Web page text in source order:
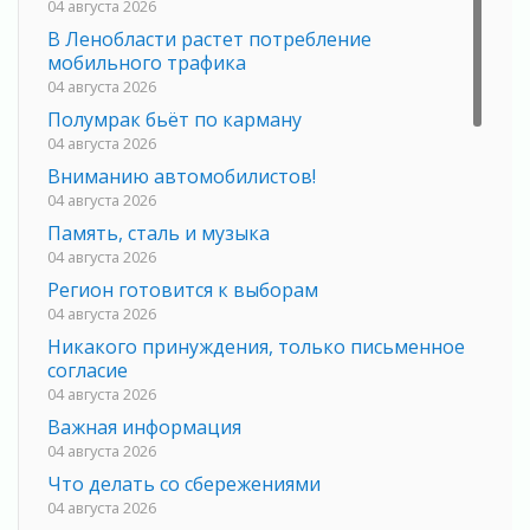
04 августа 2026
В Ленобласти растет потребление
мобильного трафика
04 августа 2026
Полумрак бьёт по карману
04 августа 2026
Вниманию автомобилистов!
04 августа 2026
Память, сталь и музыка
04 августа 2026
Регион готовится к выборам
04 августа 2026
Никакого принуждения, только письменное
согласие
04 августа 2026
Важная информация
04 августа 2026
Что делать со сбережениями
04 августа 2026